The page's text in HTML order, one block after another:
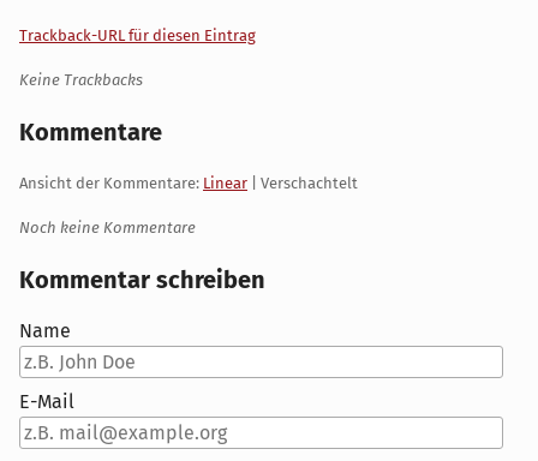
Trackback-URL für diesen Eintrag
Keine Trackbacks
Kommentare
Ansicht der Kommentare: Linear | Verschachtelt
Noch keine Kommentare
Kommentar schreiben
Name
E-Mail